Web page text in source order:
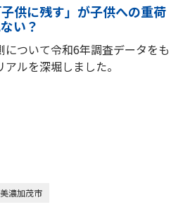
供に残す」が子供への重荷
い？
について令和6年調査データをも
アルを深堀しました。
美濃加茂市